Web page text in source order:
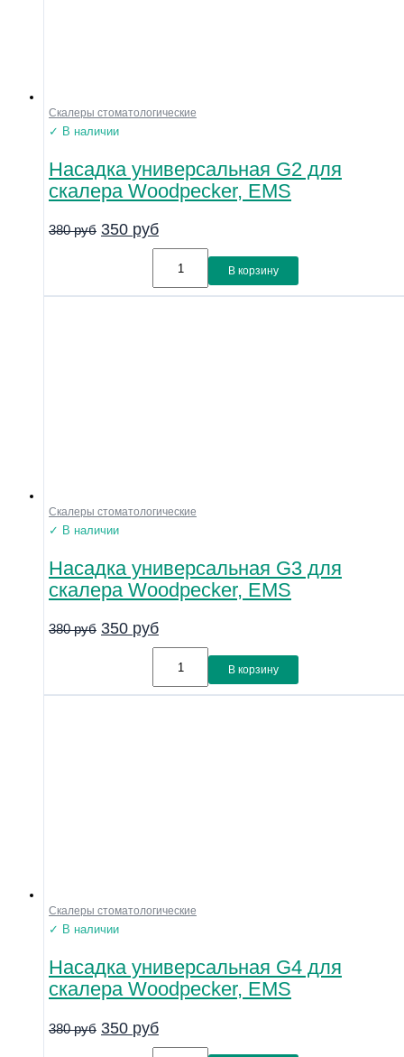
Скалеры стоматологические
✓ В наличии
Насадка универсальная G2 для
скалера Woodpecker, EMS
380руб 350 руб
В корзину
Скалеры стоматологические
✓ В наличии
Насадка универсальная G3 для
скалера Woodpecker, EMS
380руб 350 руб
В корзину
Скалеры стоматологические
✓ В наличии
Насадка универсальная G4 для
скалера Woodpecker, EMS
380руб 350 руб